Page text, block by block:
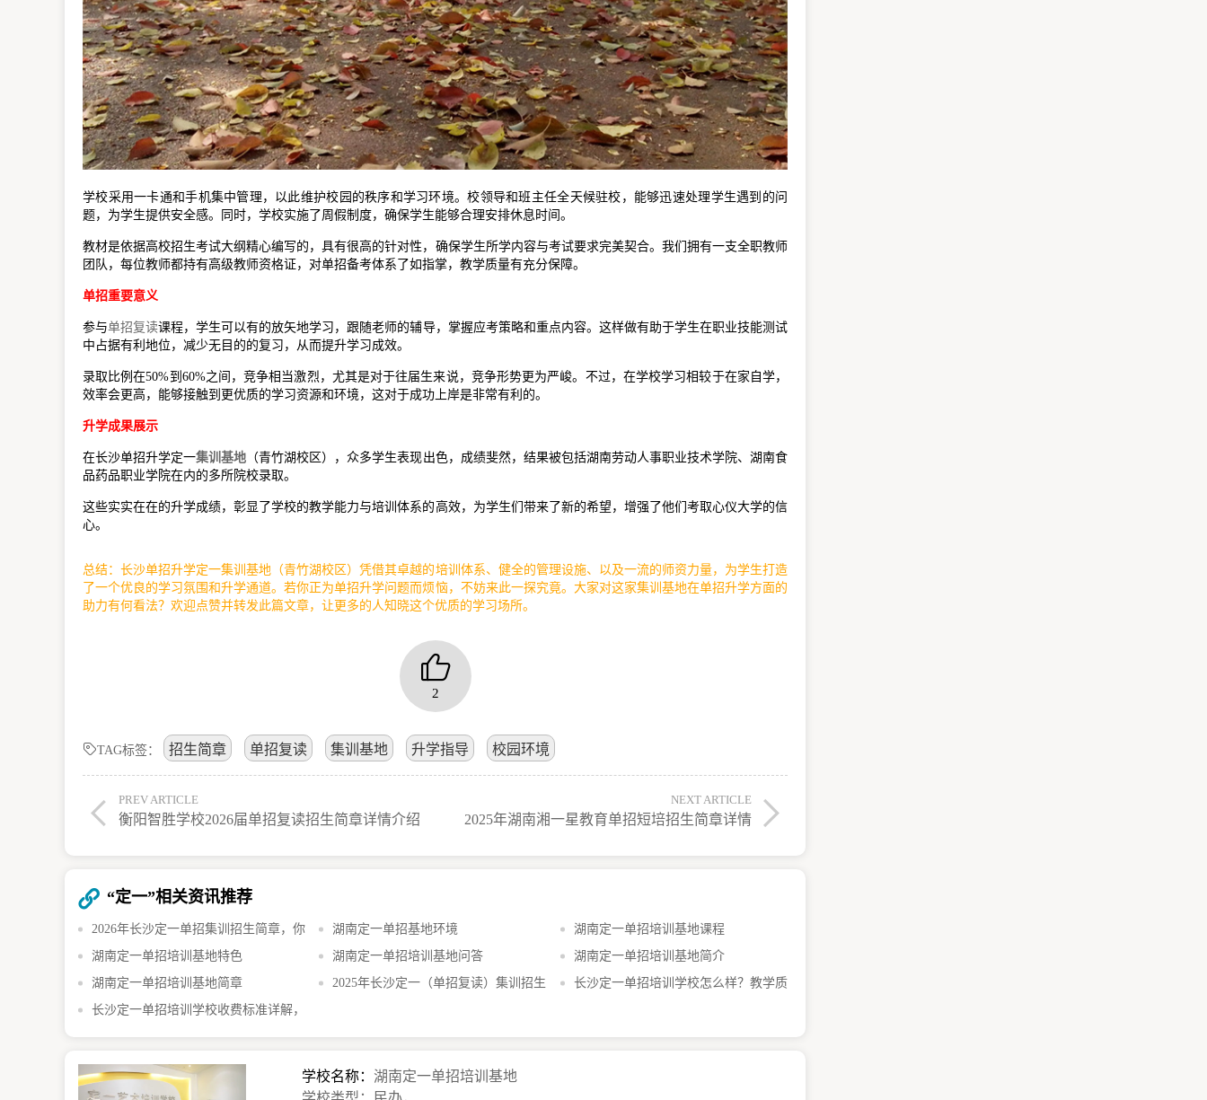
学校采用一卡通和手机集中管理，以此维护校园的秩序和学习环境。校领导和班主任全天候驻校，能够迅速处理学生遇到的问
题，为学生提供安全感。同时，学校实施了周假制度，确保学生能够合理安排休息时间。
教材是依据高校招生考试大纲精心编写的，具有很高的针对性，确保学生所学内容与考试要求完美契合。我们拥有一支全职教师
团队，每位教师都持有高级教师资格证，对单招备考体系了如指掌，教学质量有充分保障。
单招重要意义
参与单招复读课程，学生可以有的放矢地学习，跟随老师的辅导，掌握应考策略和重点内容。这样做有助于学生在职业技能测试
中占据有利地位，减少无目的的复习，从而提升学习成效。
录取比例在50%到60%之间，竞争相当激烈，尤其是对于往届生来说，竞争形势更为严峻。不过，在学校学习相较于在家自学，
效率会更高，能够接触到更优质的学习资源和环境，这对于成功上岸是非常有利的。
升学成果展示
在长沙单招升学定一集训基地 （青竹湖校区），众多学生表现出色，成绩斐然，结果被包括湖南劳动人事职业技术学院、湖南食
品药品职业学院在内的多所院校录取。
这些实实在在的升学成绩，彰显了学校的教学能力与培训体系的高效，为学生们带来了新的希望，增强了他们考取心仪大学的信
心。
总结：长沙单招升学定一集训基地（青竹湖校区）凭借其卓越的培训体系、健全的管理设施、以及一流的师资力量，为学生打造
了一个优良的学习氛围和升学通道。若你正为单招升学问题而烦恼，不妨来此一探究竟。大家对这家集训基地在单招升学方面的
助力有何看法？欢迎点赞并转发此篇文章，让更多的人知晓这个优质的学习场所。
2
TAG标签： 招生简章 单招复读 集训基地 升学指导 校园环境
PREV ARTICLE
衡阳智胜学校2026届单招复读招生简章详情介绍
NEXT ARTICLE
2025年湖南湘一星教育单招短培招生简章详情
“定一”相关资讯推荐
2026年长沙定一单招集训招生简章，你
了解多少？
湖南定一单招基地环境​
湖南定一单招培训基地课程​
湖南定一单招培训基地特色​
湖南定一单招培训基地问答​
湖南定一单招培训基地简介​
湖南定一单招培训基地简章
2025年长沙定一（单招复读）集训招生
长沙定一单招培训学校怎么样？教学质
长沙定一单招培训学校收费标准详解，
学费、住宿费全解析
学校名称： 湖南定一单招培训基地